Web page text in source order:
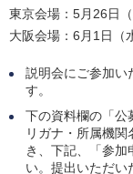
東京会場：5月26日
大阪会場：6月1日（
説明会にご参加い
す。
下の資料欄の「公
リガナ・所属機
き、下記、「参加
い。提出いただい